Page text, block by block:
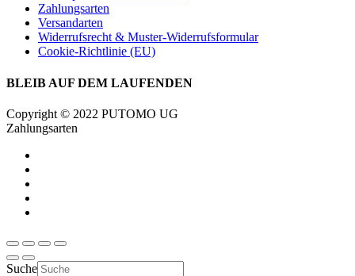
Zahlungsarten
Versandarten
Widerrufsrecht & Muster-Widerrufsformular
Cookie-Richtlinie (EU)
BLEIB AUF DEM LAUFENDEN
Copyright © 2022 PUTOMO UG
Zahlungsarten
Suche